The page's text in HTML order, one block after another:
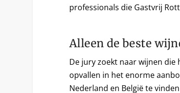
professionals die Gastvrij
Alleen de beste
De jury zoekt naar wijnen die
opvallen in het enorme
Nederland en België te